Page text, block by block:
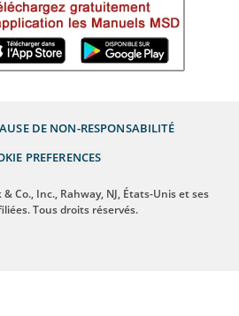
DE NON-RESPONSABILITÉ
PREFERENCES
& Co., Inc., Rahway, NJ, États-Unis et ses
Tous droits réservés.